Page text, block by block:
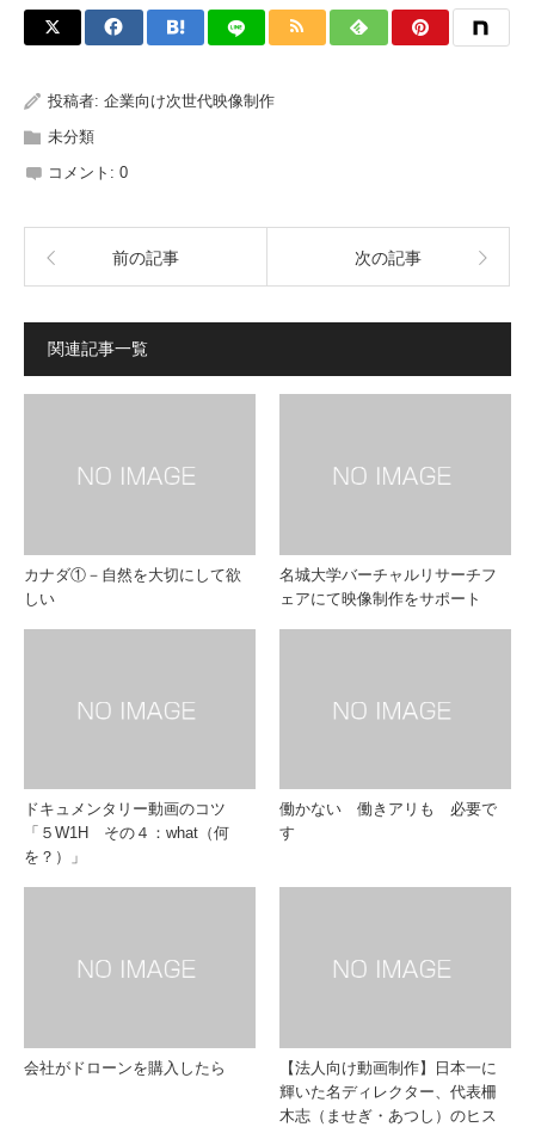
投稿者: 企業向け次世代映像制作
未分類
コメント: 0
前の記事 次の記事
関連記事一覧
カナダ①－自然を大切にして欲
しい
名城大学バーチャルリサーチフ
ェアにて映像制作をサポート
ドキュメンタリー動画のコツ
「５W1H その４：what（何
を？）」
働かない 働きアリも 必要で
す
会社がドローンを購入したら
【法人向け動画制作】日本一に
輝いた名ディレクター、代表柵
木志（ませぎ・あつし）のヒス